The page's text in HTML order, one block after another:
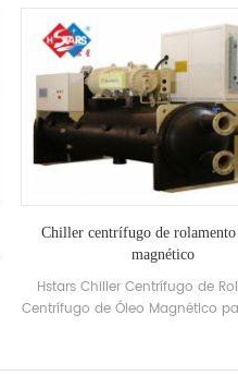
h.stars 50STD tem duas
centrífugo refrigerado a água
magnético” e “chiller de
magnético refrigerado a
especificações padrão com
capacidade de refrigeração
7800kw, a temperatura mais
água gelada de saída é 5℃.
personalizado disponível com
exigência do cliente, como
água do mar anticorrosivo
fontes de alimentação.
Chiller centrífugo de rolamento
magnético
Hstars Chiller Centrífugo de
Centrífugo de Óleo Magnético